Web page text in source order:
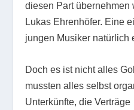
diesen Part übernehmen
Lukas Ehrenhöfer. Eine
jungen Musiker natürlich
Doch es ist nicht alles
mussten alles selbst
Unterkünfte, die